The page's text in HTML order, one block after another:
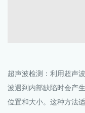
超声波检测：利用超声
波遇到内部缺陷时会产
位置和大小。这种方法